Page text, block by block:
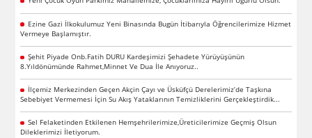
Ezine Gazi İlkokulumuz Yeni Binasında Bugün İtibarıyla Öğrencilerimize Hizmet
Vermeye Başlamıştır.
Şehit Piyade Onb.Fatih DURU Kardeşimizi Şehadete Yürüyüşünün
8.Yıldönümünde Rahmet,Minnet Ve Dua İle Anıyoruz..
İlçemiz Merkezinden Geçen Akçin Çayı ve Üsküfçü Derelerimiz’de Taşkına
Sebebiyet Vermemesi İçin Su Akış Yataklarının Temizliklerini Gerçekleştirdik...
Sel Felaketinden Etkilenen Hemşehrilerimize,Üreticilerimize Geçmiş Olsun
Dileklerimizi İletiyorum.